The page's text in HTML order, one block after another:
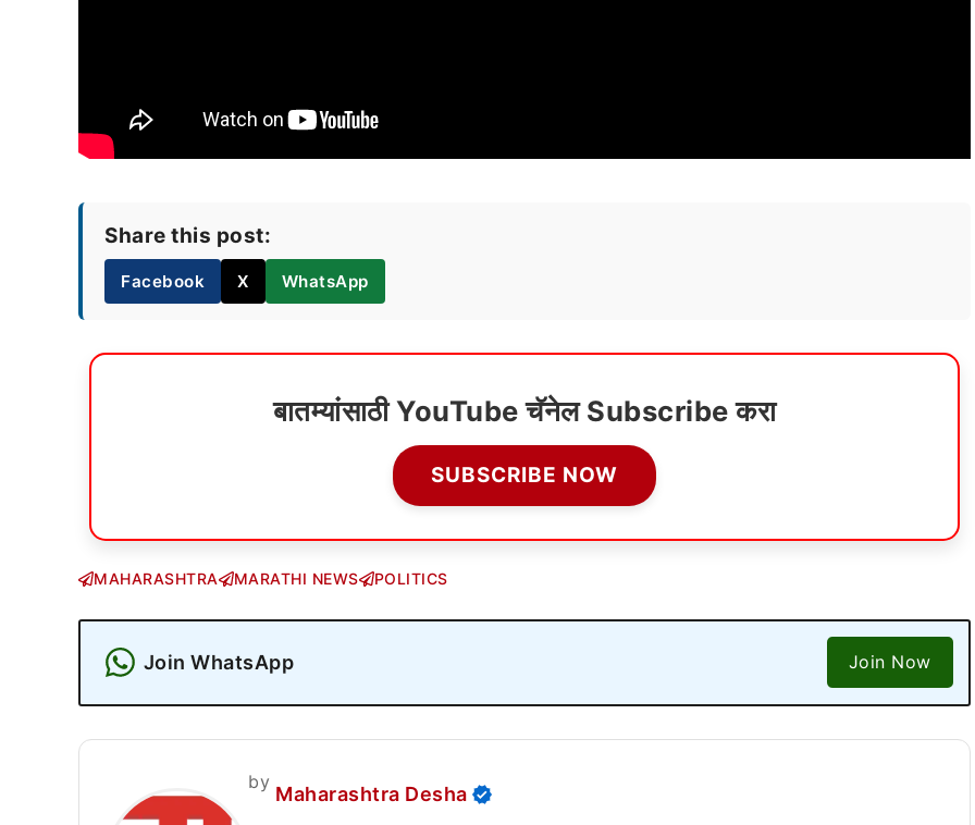
Share this post:
Facebook X WhatsApp
बातम्यांसाठी YouTube चॅनेल Subscribe करा
SUBSCRIBE NOW
MAHARASHTRA MARATHI NEWS POLITICS
Join WhatsApp Join Now
by
Maharashtra Desha